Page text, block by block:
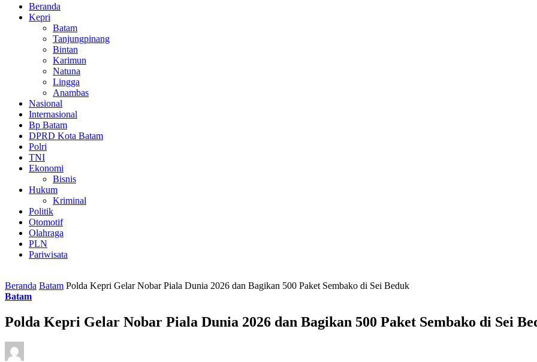
Beranda
Kepri
Batam
Tanjungpinang
Bintan
Karimun
Natuna
Lingga
Anambas
Nasional
Internasional
Bp Batam
DPRD Kota Batam
Polri
TNI
Ekonomi
Bisnis
Hukum
Kriminal
Politik
Otomotif
Olahraga
PLN
Pariwisata
Beranda Batam Polda Kepri Gelar Nobar Piala Dunia 2026 dan Bagikan 500 Paket Sembako di Sei Beduk
Batam
Polda Kepri Gelar Nobar Piala Dunia 2026 dan Bagikan 500 Paket Sembako di Sei